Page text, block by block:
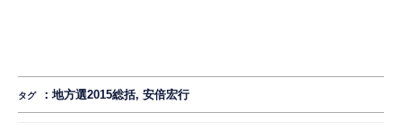
タグ ：地方選2015総括,安倍宏行